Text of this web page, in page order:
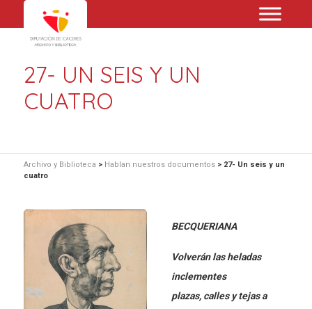
27- UN SEIS Y UN
CUATRO
Archivo y Biblioteca > Hablan nuestros documentos> 27- Un seis y un
cuatro
BECQUERIANA
Volverán las heladas
inclementes
plazas, calles y tejas a